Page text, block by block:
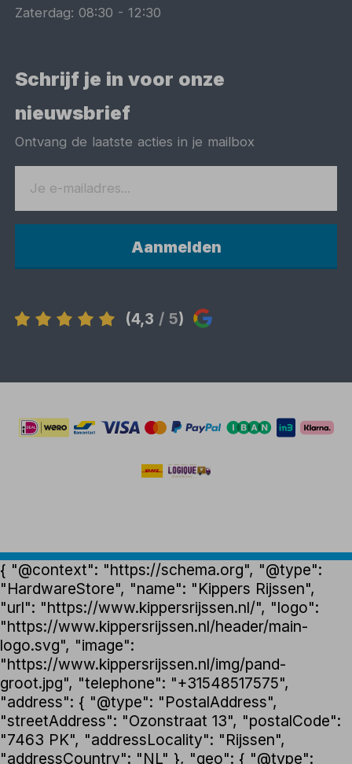
Zaterdag:08:30 -12:30
Schrijf je in voor onze
nieuwsbrief
Ontvang de laatste acties in je mailbox
Aanmelden
(4,3 / 5)
{ "@context": "https://schema.org", "@type":
"HardwareStore", "name": "Kippers Rijssen",
"url": "https://www.kippersrijssen.nl/", "logo":
"https://www.kippersrijssen.nl/header/main-
logo.svg", "image":
"https://www.kippersrijssen.nl/img/pand-
groot.jpg", "telephone": "+31548517575",
"address": { "@type": "PostalAddress",
"streetAddress": "Ozonstraat 13", "postalCode":
"7463 PK", "addressLocality": "Rijssen",
"addressCountry": "NL" }, "geo": { "@type":